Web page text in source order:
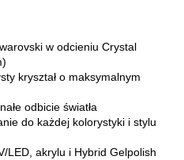
w odcieniu Crystal
kryształ o maksymalnym
odbicie światła
do każdej kolorystyki i stylu
LED, akrylu i Hybrid Gelpolish